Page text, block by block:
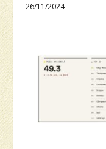
26/11/2024